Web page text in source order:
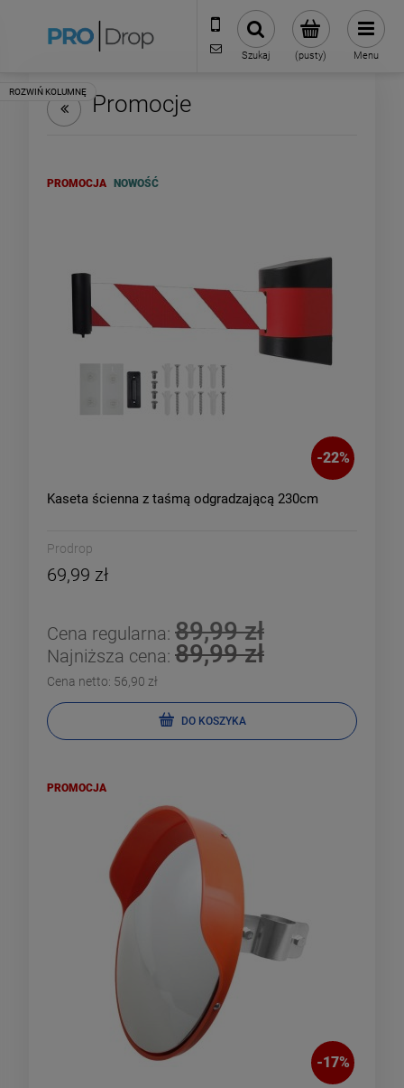
506 823 136
biuro@prodrop.pl
(pusty)
Szukaj Menu
17%
Lustro drogowe
uniwersalne 60cm
99,00 zł
Cena regularna:
119,00 zł
Najniższa cena:
119,00 zł
19,90 zł
Cena regularna:
Promocje
-22%
Kaseta ścienna z taśmą odgradzającą 230cm
Prodrop
69,99 zł
Cena regularna: 89,99 zł
Najniższa cena: 89,99 zł
Cena netto: 56,90 zł
DO KOSZYKA
PROMOCJA NOWOŚĆ
-17%
PROMOCJA